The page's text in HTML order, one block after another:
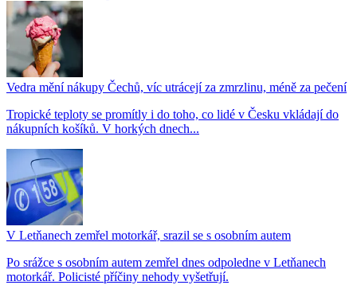
Vedra mění nákupy Čechů, víc utrácejí za zmrzlinu, méně za pečení
Tropické teploty se promítly i do toho, co lidé v Česku vkládají do
nákupních košíků. V horkých dnech...
V Letňanech zemřel motorkář, srazil se s osobním autem
Po srážce s osobním autem zemřel dnes odpoledne v Letňanech
motorkář. Policisté příčiny nehody vyšetřují.